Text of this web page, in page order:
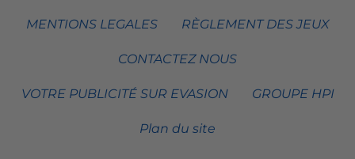
MENTIONS LEGALES RÈGLEMENT DES JEUX
CONTACTEZ NOUS
VOTRE PUBLICITÉ SUR EVASION GROUPE HPI
Plan du site